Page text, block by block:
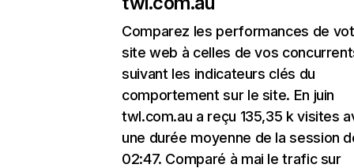
Comparez les performances de
site web à celles de vos
suivant les indicateurs clés du
comportement sur le site. En juin
twl.com.au a reçu 135,35 k visites
une durée moyenne de la session
02:47. Comparé à mai le trafic sur